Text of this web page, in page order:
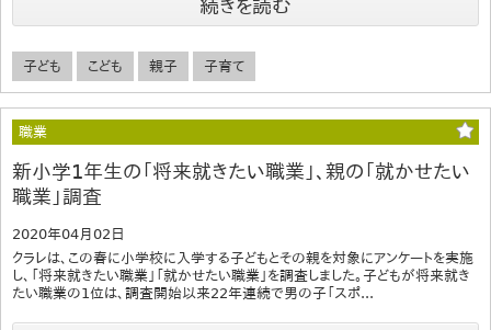
続きを読む
子ども こども 親子 子育て
職業
新小学1年生の「将来就きたい職業」、親の「就かせたい
職業」調査
2020年04月02日
クラレは、この春に小学校に入学する子どもとその親を対象にアンケートを実施
し、「将来就きたい職業」「就かせたい職業」を調査しました。子どもが将来就き
たい職業の1位は、調査開始以来22年連続で男の子「スポ...